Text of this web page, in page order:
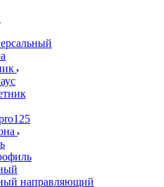
направляющий